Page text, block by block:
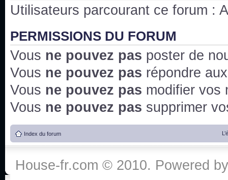
Utilisateurs parcourant ce forum :
PERMISSIONS DU FORUM
Vous ne pouvez pas poster de
Vous ne pouvez pas répondre
Vous ne pouvez pas modifier vos
Vous ne pouvez pas supprimer
Index du forum
House-fr.com © 2010. Powered